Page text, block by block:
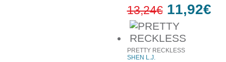
13,24€ 11,92€
PRETTY RECKLESS
SHEN L.J.